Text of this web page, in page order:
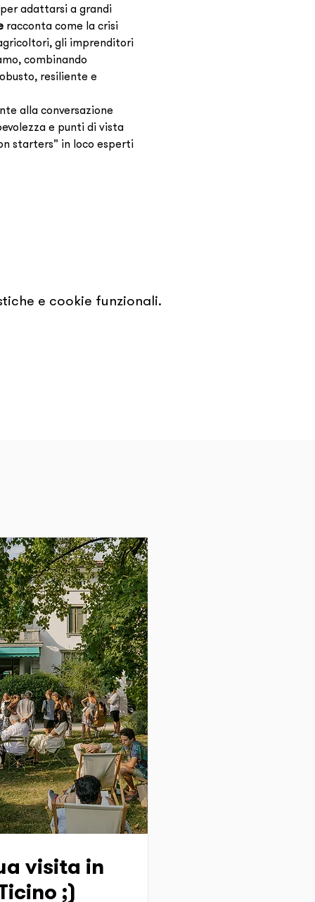
adattarsi a grandi
racconta come la crisi
gli imprenditori
combinando
resiliente e
alla conversazione
e punti di vista
starters” in loco esperti
e cookie funzionali.
visita in
;)